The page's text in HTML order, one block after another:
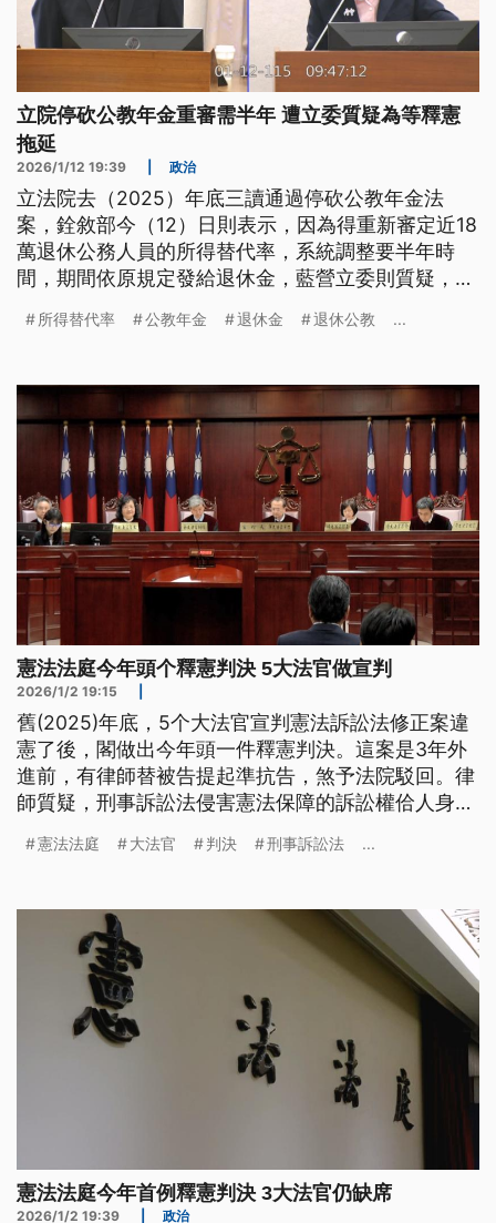
立院停砍公教年金重審需半年 遭立委質疑為等釋憲
拖延
2026/1/12 19:39 政治
立法院去（2025）年底三讀通過停砍公教年金法
案，銓敘部今（12）日則表示，因為得重新審定近18
萬退休公務人員的所得替代率，系統調整要半年時
間，期間依原規定發給退休金，藍營立委則質疑，是
延時間。
所得替代率 公教年金 退休金 退休公教 ...
憲法法庭今年頭个釋憲判決 5大法官做宣判
2026/1/2 19:15
舊(2025)年底，5个大法官宣判憲法訴訟法修正案違
憲了後，閣做出今年頭一件釋憲判決。這案是3年外
進前，有律師替被告提起準抗告，煞予法院駁回。律
師質疑，刑事訴訟法侵害憲法保障的訴訟權佮人身自
導言為台語文）
憲法法庭 大法官 判決 刑事訴訟法 ...
憲法法庭今年首例釋憲判決 3大法官仍缺席
2026/1/2 19:39 政治